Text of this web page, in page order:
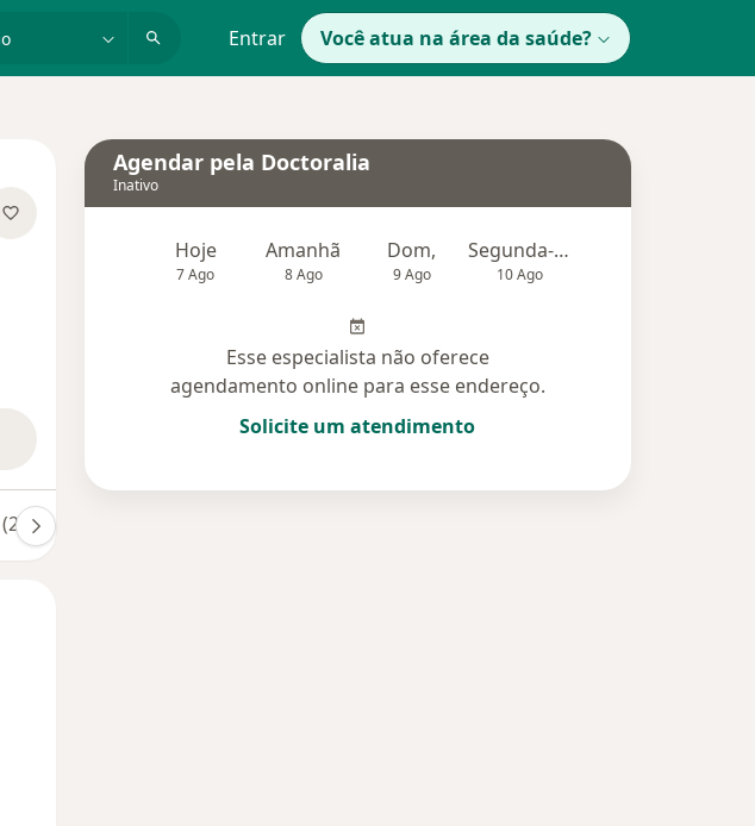
Entrar Você atua na área da saúde?
Agendar pela Doctoralia
Inativo
Hoje
7 Ago
Amanhã
8 Ago
Dom,
9 Ago
Segunda-feira
10 Ago
Esse especialista não oferece
agendamento online para esse endereço.
Solicite um atendimento